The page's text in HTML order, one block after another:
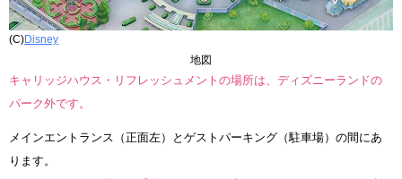
(C)Disney
地図
キャリッジハウス・リフレッシュメントの場所は、ディズニーランドの
パーク外です。
メインエントランス（正面左）とゲストパーキング（駐車場）の間にあ
ります。